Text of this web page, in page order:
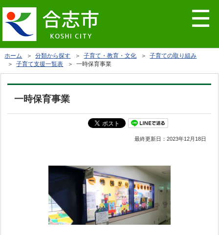
ホーム ＞分類から探す ＞子育て・教育・文化 ＞子育ての取り組み
＞子育て支援一覧表 ＞ 一時保育事業
一時保育事業
最終更新日：2023年12月18日